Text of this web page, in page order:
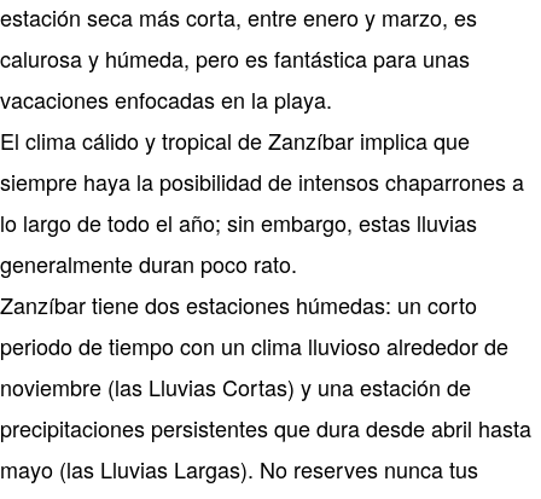
estación seca más corta, entre enero y marzo, es
calurosa y húmeda, pero es fantástica para unas
vacaciones enfocadas en la playa.
El clima cálido y tropical de Zanzíbar implica que
siempre haya la posibilidad de intensos chaparrones a
lo largo de todo el año; sin embargo, estas lluvias
generalmente duran poco rato.
Zanzíbar tiene dos estaciones húmedas: un corto
periodo de tiempo con un clima lluvioso alrededor de
noviembre (las Lluvias Cortas) y una estación de
precipitaciones persistentes que dura desde abril hasta
mayo (las Lluvias Largas). No reserves nunca tus